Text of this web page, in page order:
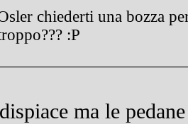
chiederti una bozza
:P
ma le